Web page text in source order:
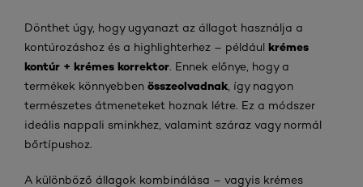
Dönthet úgy, hogy ugyanazt az állagot használja a
kontúrozáshoz és a highlighterhez – például krémes
kontúr + krémes korrektor. Ennek előnye, hogy a
termékek könnyebben összeolvadnak , így nagyon
természetes átmeneteket hoznak létre. Ez a módszer
ideális nappali sminkhez, valamint száraz vagy normál
bőrtípushoz.
A különböző állagok kombinálása – vagyis krémes